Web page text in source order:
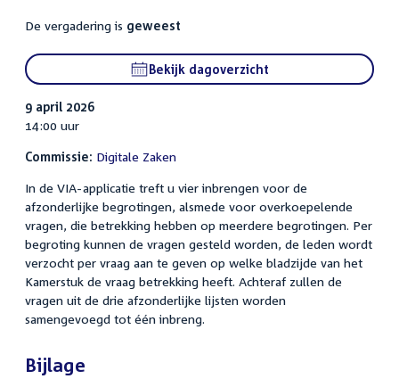
De vergadering is geweest
Bekijk dagoverzicht
9 april 2026
14:00 uur
Commissie: Digitale Zaken
In de VIA-applicatie treft u vier inbrengen voor de
afzonderlijke begrotingen, alsmede voor overkoepelende
vragen, die betrekking hebben op meerdere begrotingen. Per
begroting kunnen de vragen gesteld worden, de leden wordt
verzocht per vraag aan te geven op welke bladzijde van het
Kamerstuk de vraag betrekking heeft. Achteraf zullen de
vragen uit de drie afzonderlijke lijsten worden
samengevoegd tot één inbreng.
Bijlage